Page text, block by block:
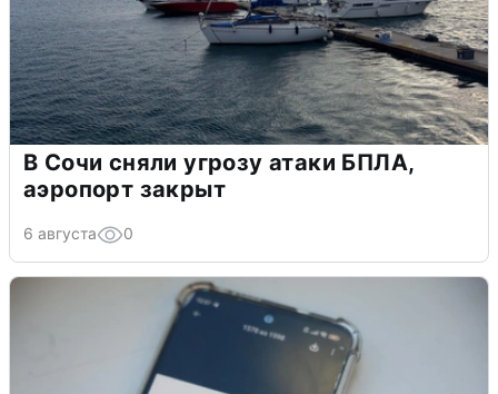
В Сочи сняли угрозу атаки БПЛА,
аэропорт закрыт
6 августа 0